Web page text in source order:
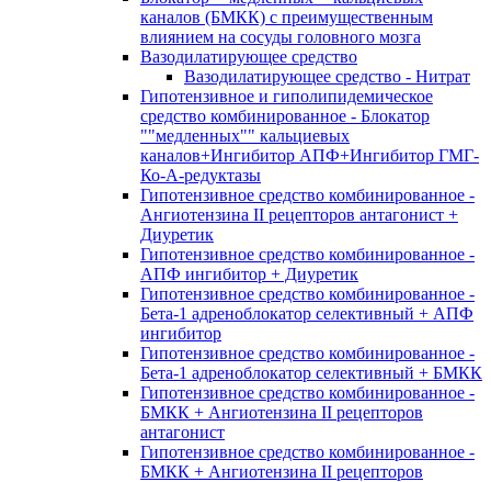
каналов (БМКК) с преимущественным
влиянием на сосуды головного мозга
Вазодилатирующее средство
Вазодилатирующее средство - Нитрат
Гипотензивное и гиполипидемическое
средство комбинированное - Блокатор
""медленных"" кальциевых
каналов+Ингибитор АПФ+Ингибитор ГМГ-
Ко-А-редуктазы
Гипотензивное средство комбинированное -
Ангиотензина II рецепторов антагонист +
Диуретик
Гипотензивное средство комбинированное -
АПФ ингибитор + Диуретик
Гипотензивное средство комбинированное -
Бета-1 адреноблокатор селективный + АПФ
ингибитор
Гипотензивное средство комбинированное -
Бета-1 адреноблокатор селективный + БМКК
Гипотензивное средство комбинированное -
БМКК + Ангиотензина II рецепторов
антагонист
Гипотензивное средство комбинированное -
БМКК + Ангиотензина II рецепторов